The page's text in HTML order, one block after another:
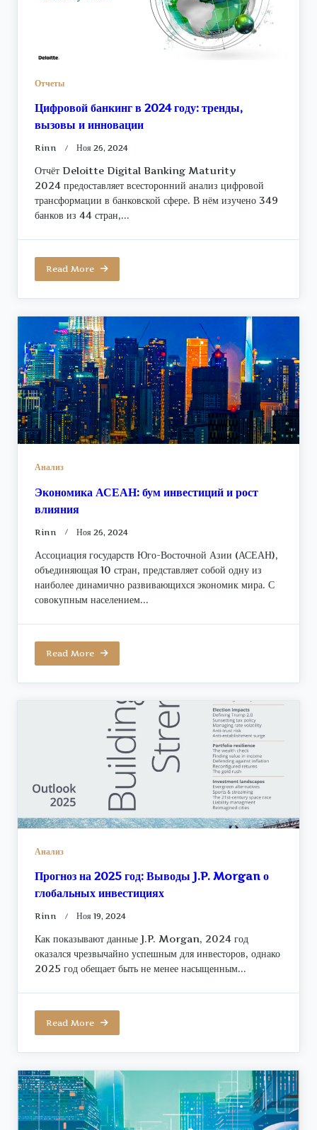
Отчеты
Цифровой банкинг в 2024 году: тренды,
вызовы и инновации
Rinn Ноя 26, 2024
Отчёт Deloitte Digital Banking Maturity
2024 предоставляет всесторонний анализ цифровой
трансформации в банковской сфере. В нём изучено 349
банков из 44 стран,...
Read More
Анализ
Экономика АСЕАН: бум инвестиций и рост
влияния
Rinn Ноя 26, 2024
Ассоциация государств Юго-Восточной Азии (АСЕАН),
объединяющая 10 стран, представляет собой одну из
наиболее динамично развивающихся экономик мира. С
совокупным населением...
Read More
Анализ
Прогноз на 2025 год: Выводы J.P. Morgan о
глобальных инвестициях
Rinn Ноя 19, 2024
Как показывают данные J.P. Morgan, 2024 год
оказался чрезвычайно успешным для инвесторов, однако
2025 год обещает быть не менее насыщенным...
Read More